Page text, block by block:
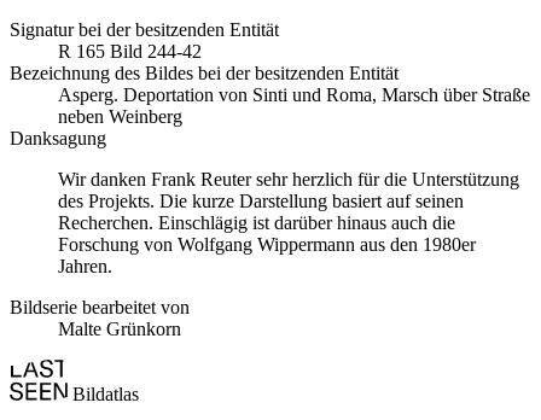
Signatur bei der besitzenden Entität
R 165 Bild 244-42
Bezeichnung des Bildes bei der besitzenden Entität
Asperg. Deportation von Sinti und Roma, Marsch über Straße
neben Weinberg
Danksagung
Wir danken Frank Reuter sehr herzlich für die Unterstützung
des Projekts. Die kurze Darstellung basiert auf seinen
Recherchen. Einschlägig ist darüber hinaus auch die
Forschung von Wolfgang Wippermann aus den 1980er
Jahren.
Bildserie bearbeitet von
Malte Grünkorn
Bildatlas